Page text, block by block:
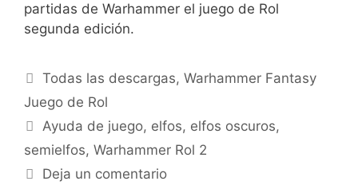
partidas de Warhammer el juego de Rol
segunda edición.
Categorías
Todas las descargas,Warhammer Fantasy
Juego de Rol
Etiquetas
Ayuda de juego, elfos, elfos oscuros,
semielfos, Warhammer Rol 2
Deja un comentario